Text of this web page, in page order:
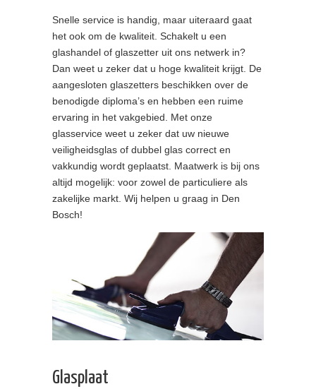
Snelle service is handig, maar uiteraard gaat
het ook om de kwaliteit. Schakelt u een
glashandel of glaszetter uit ons netwerk in?
Dan weet u zeker dat u hoge kwaliteit krijgt. De
aangesloten glaszetters beschikken over de
benodigde diploma’s en hebben een ruime
ervaring in het vakgebied. Met onze
glasservice weet u zeker dat uw nieuwe
veiligheidsglas of dubbel glas correct en
vakkundig wordt geplaatst. Maatwerk is bij ons
altijd mogelijk: voor zowel de particuliere als
zakelijke markt. Wij helpen u graag in Den
Bosch!
Glasplaat